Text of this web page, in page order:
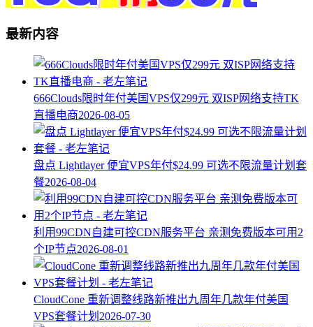
最新内容
666Clouds限时年付美国VPS仅299元 双ISP网络支持TK
直播电商2026-08-05
盘点 Lightlayer 便宜VPS年付$24.99 可选不限流量计划套
餐2026-08-04
利用99CDN自建可控CDN服务平台 亲测免费版本可用2
个IP节点2026-08-01
CloudCone 重新调整线路新推出九周年几款年付美国
VPS套餐计划 2026-07-30